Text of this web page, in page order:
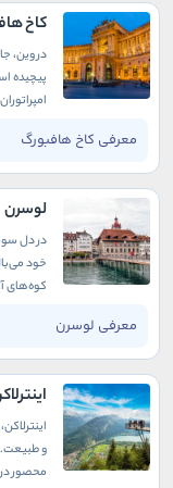
کاخ
معرفی کاخ هافبورگ
در وین،
پیچیده
نهفته
تغییر
لوسرن
معرفی لوسرن
در دل
خود
کوه‌های
رهگذری
و طبیعت.
محصور